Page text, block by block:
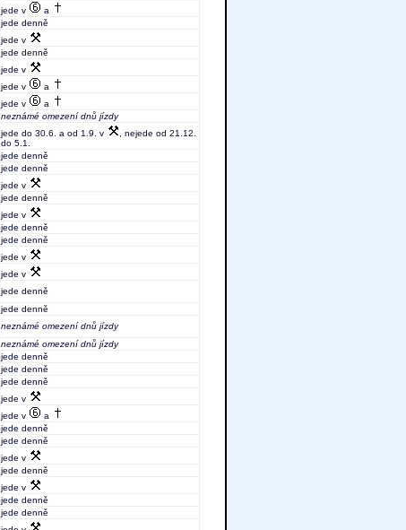
jede v
a
jede denně
jede v
jede denně
jede v
jede v
a
jede v
a
neznámé omezení dnů jízdy
jede do 30.6. a od 1.9. v
, nejede od 21.12.
do 5.1.
jede denně
jede denně
jede v
jede denně
jede v
jede denně
jede denně
jede v
jede v
jede denně
jede denně
neznámé omezení dnů jízdy
neznámé omezení dnů jízdy
jede denně
jede denně
jede denně
jede v
jede v
a
jede denně
jede denně
jede v
jede denně
jede v
jede denně
jede denně